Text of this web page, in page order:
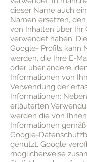
dieser Name auch
Namen ersetzen,
von Inhalten über Ihr
verwendet haben.
Google- Profils kann
werden, die Ihre E-
oder über andere
Informationen von
Verwendung der
Informationen:
erläuterten
werden die von
Informationen
Google-
genutzt. Google
möglicherweise